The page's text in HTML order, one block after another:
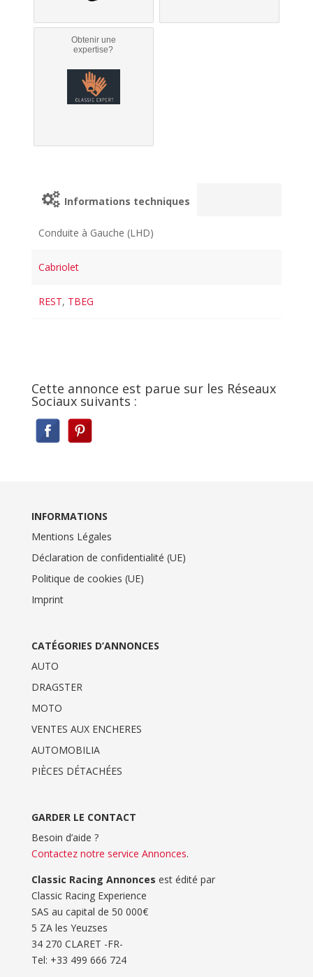
Obtenir une
expertise?
Informations techniques
Conduite à Gauche (LHD)
Cabriolet
REST, TBEG
Cette annonce est parue sur les Réseaux
Sociaux suivants :
INFORMATIONS
Mentions Légales
Déclaration de confidentialité (UE)
Politique de cookies (UE)
Imprint
CATÉGORIES D’ANNONCES
AUTO
DRAGSTER
MOTO
VENTES AUX ENCHERES
AUTOMOBILIA
PIÈCES DÉTACHÉES
GARDER LE CONTACT
Besoin d’aide ?
Contactez notre service Annonces.
Classic Racing Annonces est édité par
Classic Racing Experience
SAS au capital de 50 000€
5 ZA les Yeuzses
34 270 CLARET -FR-
Tel: ‭+33 499 666 724‬